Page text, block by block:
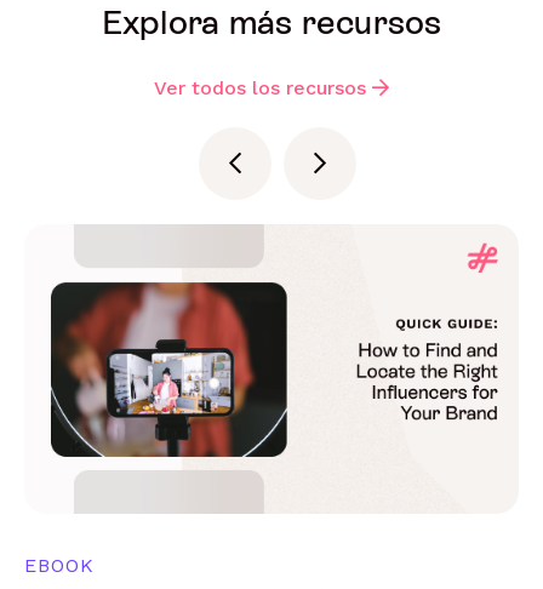
Explora más recursos
Ver todos los recursos
EBOOK